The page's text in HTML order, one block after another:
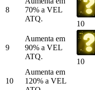
8
70% a VEL
ATQ.
10
9
Aumenta em
90% a VEL
ATQ.
10
10
Aumenta em
120% a VEL